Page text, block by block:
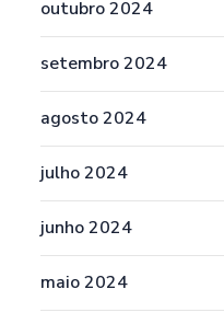
outubro 2024
setembro 2024
agosto 2024
julho 2024
junho 2024
maio 2024